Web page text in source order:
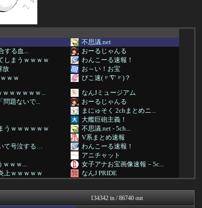
不思議.net
する血...
おーるじゃんる
しまうｗｗｗｗ
わんこーる速報！
放
お～い！お宝
ｗｗ
ぴこ速(〃'∇'〃)？
ｗｗｗｗｗｗ...
なんJミュージアム
問題ないで...
おーるじゃんる
まにゅそく 2chまとめニ...
大艦巨砲主義！
うｗｗｗｗｗｗ
不思議.net - 5ch...
V系まとめ速報
て号泣する…
わんこーる速報！
アニチャット
ｗｗｗ...
女子アナお宝画像速報－5c...
上ｗｗｗｗｗ
なんJ PRIDE
【サッカー まとめ】サカラ...
ナル...
AKB48タイムズ（AKB...
134342 in / 86740 out